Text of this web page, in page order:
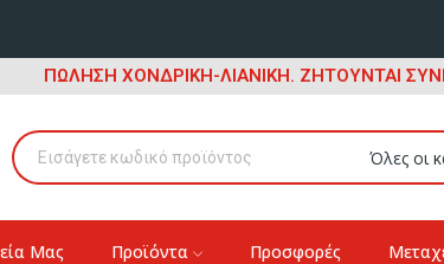
ΠΩΛΗΣΗ ΧΟΝΔΡΙΚΗ-ΛΙΑΝΙΚΗ. ΖΗΤΟΥΝΤΑΙ
Όλες οι
Μας Προϊόντα Προσφορές